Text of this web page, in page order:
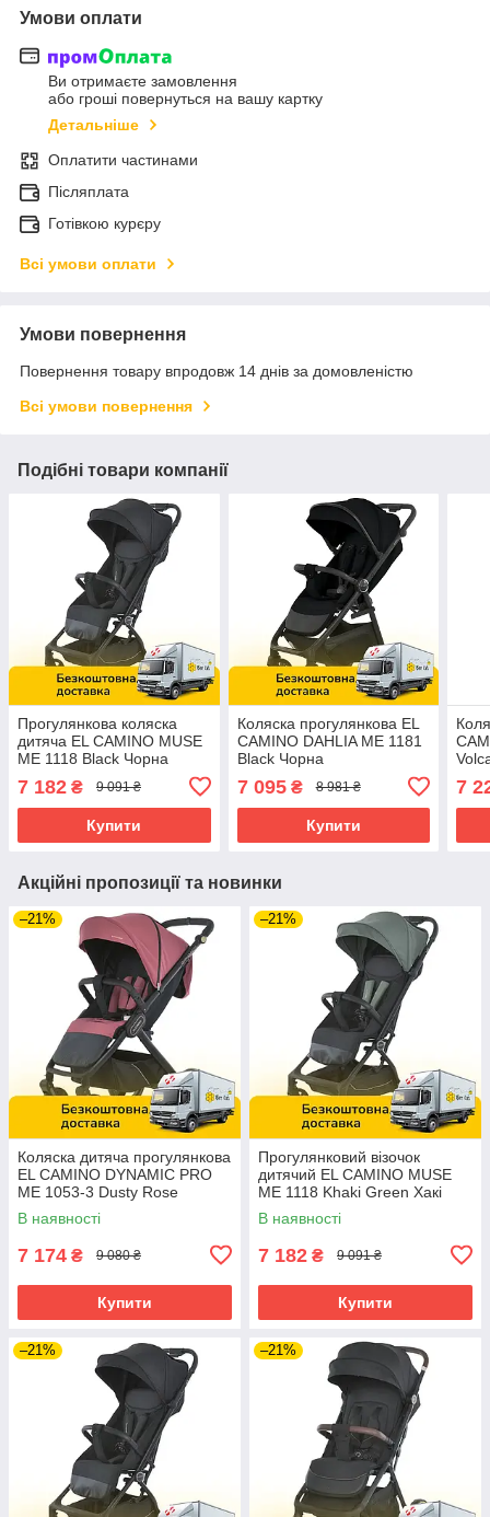
Умови оплати
Ви отримаєте замовлення
або гроші повернуться на вашу картку
Детальніше
Оплатити частинами
Післяплата
Готівкою курєру
Всі умови оплати
Умови повернення
Повернення товару впродовж 14 днів за домовленістю
Всі умови повернення
Подібні товари компанії
Прогулянкова коляска
дитяча EL CAMINO MUSE
ME 1118 Black Чорна
7 182 ₴ 9 091 ₴
Купити
Коляска прогулянкова EL
CAMINO DAHLIA ME 1181
Black Чорна
7 095₴ 8 981 ₴
Купити
7
Акційні пропозиції та новинки
–21%
Коляска дитяча прогулянкова
EL CAMINO DYNAMIC PRO
ME 1053-3 Dusty Rose
Темно-рожева
В наявності
7 174 ₴ 9 080 ₴
Купити
–21%
Прогулянковий візочок
дитячий EL CAMINO MUSE
ME 1118 Khaki Green Хакі
В наявності
7 182 ₴ 9 091 ₴
Купити
–21% –21%